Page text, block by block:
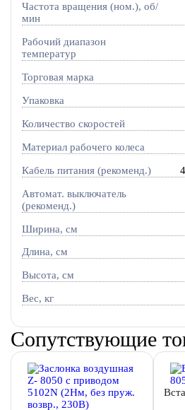
Частота вращения (ном.), об/
мин
Рабочий диапазон
температур
Торговая марка
Упаковка
Количество скоростей
Материал рабочего колеса
Кабель питания (рекоменд.)
Автомат. выключатель
(рекоменд.)
Ширина, см
Длина, см
Высота, см
Вес, кг
Сопутствующие